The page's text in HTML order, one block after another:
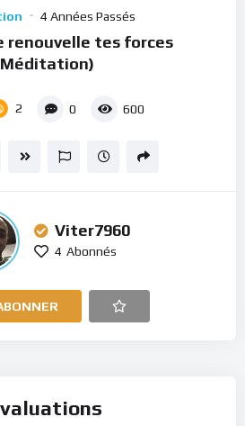
4 Années Passés
renouvelle tes forces
2 0 600
Viter7960
4 Abonnés